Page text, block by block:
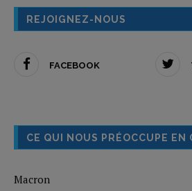
REJOIGNEZ-NOUS
FACEBOOK
CE QUI NOUS PRÉOCCUPE EN
Macron